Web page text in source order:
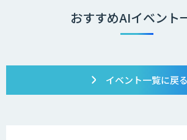
おすすめAIイベント
イベント一覧に戻る